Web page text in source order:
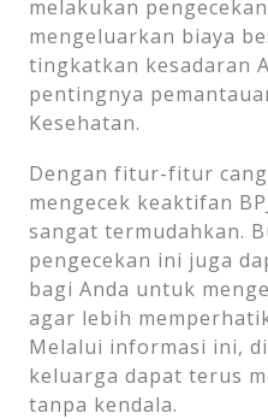
melakukan
mengeluarkan biaya
tingkatkan kesadaran
pentingnya
Kesehatan.
Dengan fitur-fitur
mengecek keaktifan
sangat termudahkan.
pengecekan ini juga
bagi Anda untuk
agar lebih
Melalui informasi ini,
keluarga dapat terus
tanpa kendala.